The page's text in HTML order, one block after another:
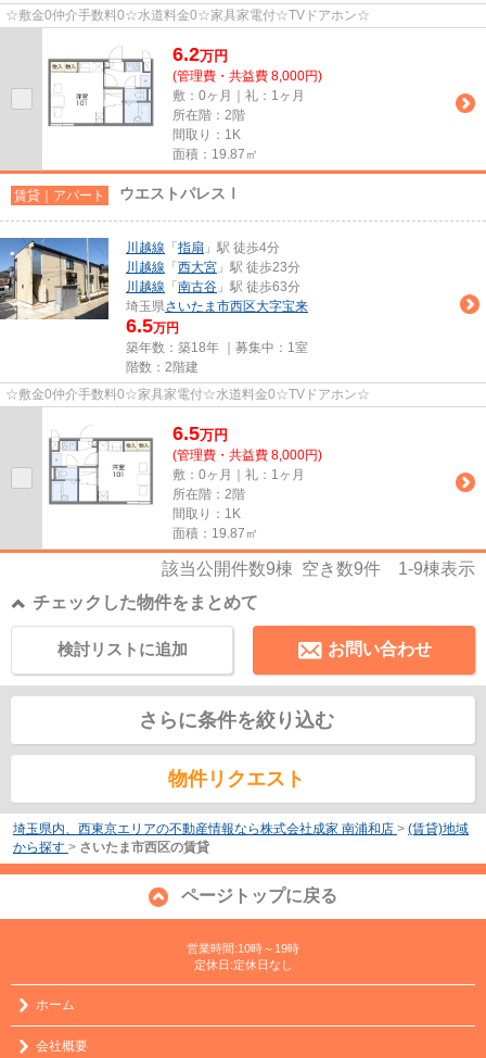
☆敷金0仲介手数料0☆水道料金0☆家具家電付☆TVドアホン☆
6.2万円
(管理費・共益費 8,000円)
敷：0ヶ月｜礼：1ヶ月
所在階：2階
間取り：1K
面積：19.87㎡
賃貸｜アパート ウエストパレスⅠ
川越線 「 指扇 」駅 徒歩4分
川越線 「 西大宮 」駅 徒歩23分
川越線 「 南古谷 」駅 徒歩63分
埼玉県さいたま市西区大字宝来
6.5万円
築年数：築18年 ｜募集中： 1室
階数：2階建
☆敷金0仲介手数料0☆家具家電付☆水道料金0☆TVドアホン☆
6.5万円
(管理費・共益費 8,000円)
敷：0ヶ月｜礼：1ヶ月
所在階：2階
間取り：1K
面積：19.87㎡
該当公開件数9棟 空き数9件 1-9棟表示
チェックした物件をまとめて
お問い合わせ
検討リストに追加
さらに条件を絞り込む
物件リクエスト
埼玉県内、西東京エリアの不動産情報なら株式会社成家 南浦和店 > (賃貸)地域
から探す > さいたま市西区の賃貸
ページトップに戻る
営業時間:10時～19時
定休日:定休日なし
ホーム
会社概要